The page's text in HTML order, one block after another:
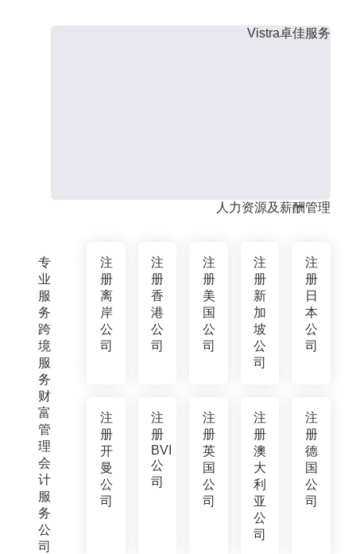
专
业
服
务
跨
境
服
务
财
富
管
理
会
计
服
务
公
司
Vistra卓佳服务
人力资源及薪酬管理
注
册
离
岸
公
司
注
册
香
港
公
司
注
册
美
国
公
司
注
册
新
加
坡
公
司
注
册
日
本
公
司
注
册
开
曼
公
司
注
册
BVI
公
司
注
册
英
国
公
司
注
册
澳
大
利
亚
公
司
注
册
德
国
公
司